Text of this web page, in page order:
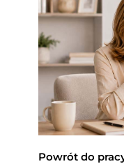
Powrót do